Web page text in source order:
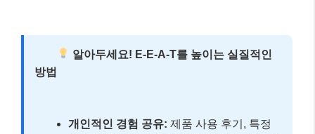
알아두세요! E-E-A-T를 높이는 실질적인
방법
개인적인 경험 공유: 제품 사용 후기, 특정